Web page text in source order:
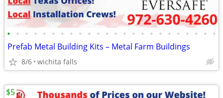
• • • • • • • • • • • • • • • • • • • • • • • •
Prefab Metal Building Kits – Metal Farm Buildings
8/6 wichita falls
$5